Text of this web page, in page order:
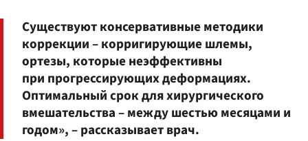
Существуют консервативные методики
коррекции – корригирующие шлемы,
ортезы, которые неэффективны
при прогрессирующих деформациях.
Оптимальный срок для хирургического
вмешательства – между шестью месяцами и
годом», – рассказывает врач.